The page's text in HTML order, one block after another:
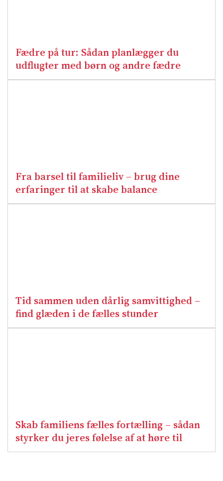
Fædre på tur: Sådan planlægger du
udflugter med børn og andre fædre
Fra barsel til familieliv – brug dine
erfaringer til at skabe balance
Tid sammen uden dårlig samvittighed –
find glæden i de fælles stunder
Skab familiens fælles fortælling – sådan
styrker du jeres følelse af at høre til